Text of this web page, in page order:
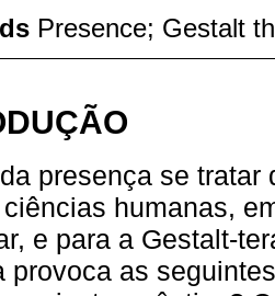
Presence; Gestalt
presença se
humanas,
e para a Gestalt-
provoca as